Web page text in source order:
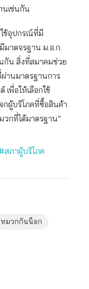
นเช่นกัน
ช้อุปกรณ์ที่มี
มาตจรฐาน ม.อ.ก.
กัน สิ่งที่สมาคมช่วย
านมาตรฐานการ
พื่อให้เลือกใช้
ผู้บริโภคที่ซื้อสินค้า
กที่ได้มาตรฐาน”
#สภาผู้บริโภค
หมวกกันน็อก